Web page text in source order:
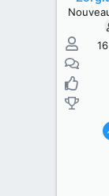
u
e
t